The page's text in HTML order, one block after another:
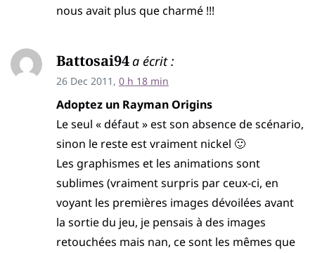
nous avait plus que charmé !!!
Battosai94a écrit :
26 Dec 2011, 0 h 18 min
Adoptez un Rayman Origins
Le seul « défaut » est son absence de scénario,
sinon le reste est vraiment nickel 🙂
Les graphismes et les animations sont
sublimes (vraiment surpris par ceux-ci, en
voyant les premières images dévoilées avant
la sortie du jeu, je pensais à des images
retouchées mais nan, ce sont les mêmes que